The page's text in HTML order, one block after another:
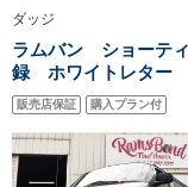
ダッジ
ラムバン ショーテ
録 ホワイトレタ
ホイル マッドブルー
販売店保証 購入プラン付